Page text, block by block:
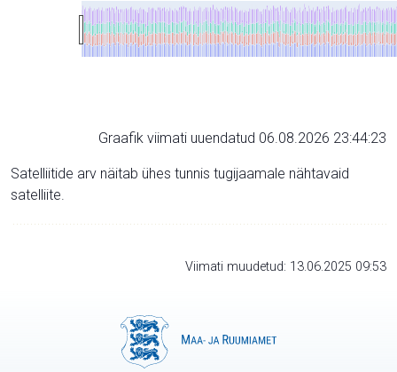
Graafik viimati uuendatud 06.08.2026 23:44:23
Satelliitide arv näitab ühes tunnis tugijaamale nähtavaid
satelliite.
Viimati muudetud: 13.06.2025 09:53